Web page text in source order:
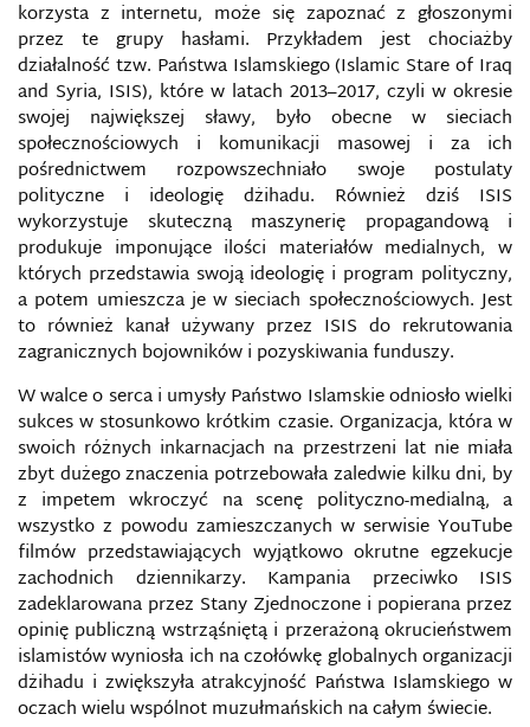
korzysta z internetu, może się zapoznać z głoszonymi
przez te grupy hasłami. Przykładem jest chociażby
działalność tzw. Państwa Islamskiego (Islamic Stare of Iraq
and Syria, ISIS), które w latach 2013–2017, czyli w okresie
swojej największej sławy, było obecne w sieciach
społecznościowych i komunikacji masowej i za ich
pośrednictwem rozpowszechniało swoje postulaty
polityczne i ideologię dżihadu. Również dziś ISIS
wykorzystuje skuteczną maszynerię propagandową i
produkuje imponujące ilości materiałów medialnych, w
których przedstawia swoją ideologię i program polityczny,
a potem umieszcza je w sieciach społecznościowych. Jest
to również kanał używany przez ISIS do rekrutowania
zagranicznych bojowników i pozyskiwania funduszy.
W walce o serca i umysły Państwo Islamskie odniosło wielki
sukces w stosunkowo krótkim czasie. Organizacja, która w
swoich różnych inkarnacjach na przestrzeni lat nie miała
zbyt dużego znaczenia potrzebowała zaledwie kilku dni, by
z impetem wkroczyć na scenę polityczno-medialną, a
wszystko z powodu zamieszczanych w serwisie YouTube
filmów przedstawiających wyjątkowo okrutne egzekucje
zachodnich dziennikarzy. Kampania przeciwko ISIS
zadeklarowana przez Stany Zjednoczone i popierana przez
opinię publiczną wstrząśniętą i przerażoną okrucieństwem
islamistów wyniosła ich na czołówkę globalnych organizacji
dżihadu i zwiększyła atrakcyjność Państwa Islamskiego w
oczach wielu wspólnot muzułmańskich na całym świecie.
OPÓŹNIENIE INFORMACYJNE
ORGANY WŁAŚCIWE DO SPRAW
CYBERBEZPIECZEŃSTWA
PATOGENY INFORMACYJNE
PEDAGOGIZACJA MEDIALNA RODZINY W
SPOŁECZEŃSTWIE INFORMACYJNYM
PHISHING
PODMORSKIE SIECI TELEKOMUNIKACYJNE
PODSŁUCH
POLITYKA BEZPIECZEŃSTWA INFORMACJI
POLITYKA BEZPIECZEŃSTWA UE
POLITYKA INFORMACYJNA